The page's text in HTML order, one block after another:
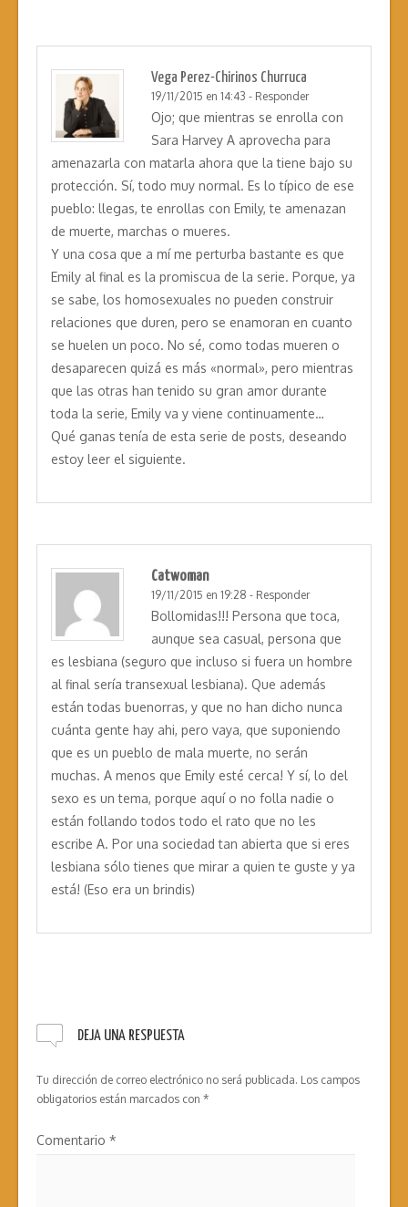
Vega Perez-Chirinos Churruca
19/11/2015 en 14:43 - Responder
Ojo; que mientras se enrolla con
Sara Harvey A aprovecha para
amenazarla con matarla ahora que la tiene bajo su
protección. Sí, todo muy normal. Es lo típico de ese
pueblo: llegas, te enrollas con Emily, te amenazan
de muerte, marchas o mueres.
Y una cosa que a mí me perturba bastante es que
Emily al final es la promiscua de la serie. Porque, ya
se sabe, los homosexuales no pueden construir
relaciones que duren, pero se enamoran en cuanto
se huelen un poco. No sé, como todas mueren o
desaparecen quizá es más «normal», pero mientras
que las otras han tenido su gran amor durante
toda la serie, Emily va y viene continuamente…
Qué ganas tenía de esta serie de posts, deseando
estoy leer el siguiente.
Catwoman
19/11/2015 en 19:28 - Responder
Bollomidas!!! Persona que toca,
aunque sea casual, persona que
es lesbiana (seguro que incluso si fuera un hombre
al final sería transexual lesbiana). Que además
están todas buenorras, y que no han dicho nunca
cuánta gente hay ahi, pero vaya, que suponiendo
que es un pueblo de mala muerte, no serán
muchas. A menos que Emily esté cerca! Y sí, lo del
sexo es un tema, porque aquí o no folla nadie o
están follando todos todo el rato que no les
escribe A. Por una sociedad tan abierta que si eres
lesbiana sólo tienes que mirar a quien te guste y ya
está! (Eso era un brindis)
DEJA UNA RESPUESTA
Tu dirección de correo electrónico no será publicada. Los campos
obligatorios están marcados con *
Comentario *